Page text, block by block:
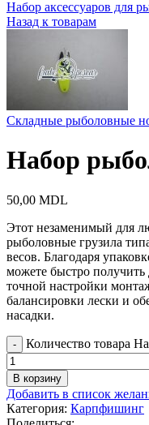
Набор аксессуаров для
Назад к товарам
Складные рыболовные
Набор
50,00 MDL
Этот незаменимый для
рыболовные грузила
весов. Благодаря
можете быстро
точной настройки
балансировки лески и
насадки.
Количество товара
В корзину
Добавить в список
Категория: Карпфишинг